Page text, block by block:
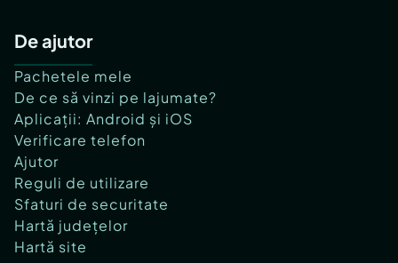
De ajutor
Pachetele mele
De ce să vinzi pe lajumate?
Aplicații: Android și iOS
Verificare telefon
Ajutor
Reguli de utilizare
Sfaturi de securitate
Hartă județelor
Hartă site